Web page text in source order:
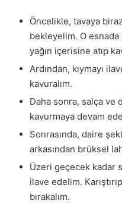
Öncelikle, tavaya
bekleyelim. O esnada
yağın içerisine atıp
Ardından, kıymayı
kavuralım.
Daha sonra, salça ve
kavurmaya devam
Sonrasında, daire
arkasından brüksel
Üzeri geçecek kadar
ilave edelim.
bırakalım.